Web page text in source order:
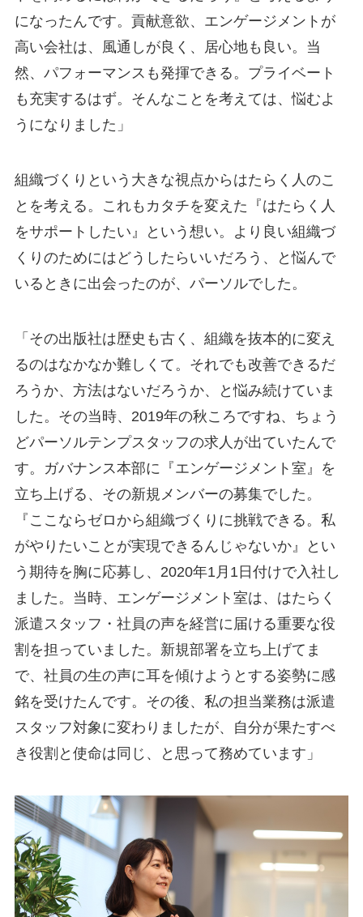
になったんです。貢献意欲、エンゲージメントが
高い会社は、風通しが良く、居心地も良い。当
然、パフォーマンスも発揮できる。プライベート
も充実するはず。そんなことを考えては、悩むよ
うになりました」
組織づくりという大きな視点からはたらく人のこ
とを考える。これもカタチを変えた『はたらく人
をサポートしたい』という想い。より良い組織づ
くりのためにはどうしたらいいだろう、と悩んで
いるときに出会ったのが、パーソルでした。
「その出版社は歴史も古く、組織を抜本的に変え
るのはなかなか難しくて。それでも改善できるだ
ろうか、方法はないだろうか、と悩み続けていま
した。その当時、2019年の秋ころですね、ちょう
どパーソルテンプスタッフの求人が出ていたんで
す。ガバナンス本部に『エンゲージメント室』を
立ち上げる、その新規メンバーの募集でした。
『ここならゼロから組織づくりに挑戦できる。私
がやりたいことが実現できるんじゃないか』とい
う期待を胸に応募し、2020年1月1日付けで入社し
ました。当時、エンゲージメント室は、はたらく
派遣スタッフ・社員の声を経営に届ける重要な役
割を担っていました。新規部署を立ち上げてま
で、社員の生の声に耳を傾けようとする姿勢に感
銘を受けたんです。その後、私の担当業務は派遣
スタッフ対象に変わりましたが、自分が果たすべ
き役割と使命は同じ、と思って務めています」